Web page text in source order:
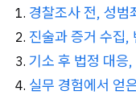
경찰조사 전, 성범
진술과 증거 수집,
기소 후 법정 대응
실무 경험에서 얻